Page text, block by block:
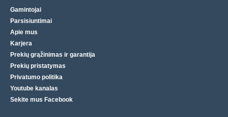
Gamintojai
Parsisiuntimai
Apie mus
Karjera
Prekių grąžinimas ir garantija
Prekių pristatymas
Privatumo politika
Youtube kanalas
Sekite mus Facebook